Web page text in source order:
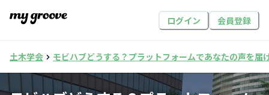
ログイン 会員登録
土木学会 モビハブどうする？プラットフォームであなたの声を届